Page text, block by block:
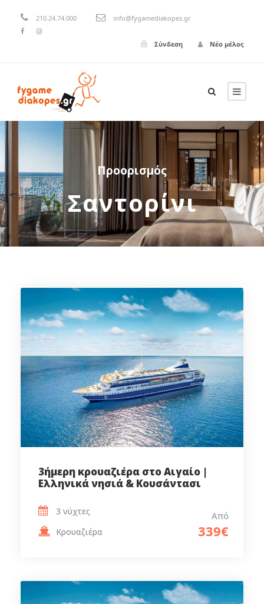
210.24.74.000 info@fygamediakopes.gr
Σύνδεση Νέο μέλος
Προορισμός
Σαντορίνι
3ήμερη κρουαζιέρα στο Αιγαίο |
Ελληνικά νησιά & Κουσάντασι
Από
339€
3 νύχτες
Κρουαζιέρα